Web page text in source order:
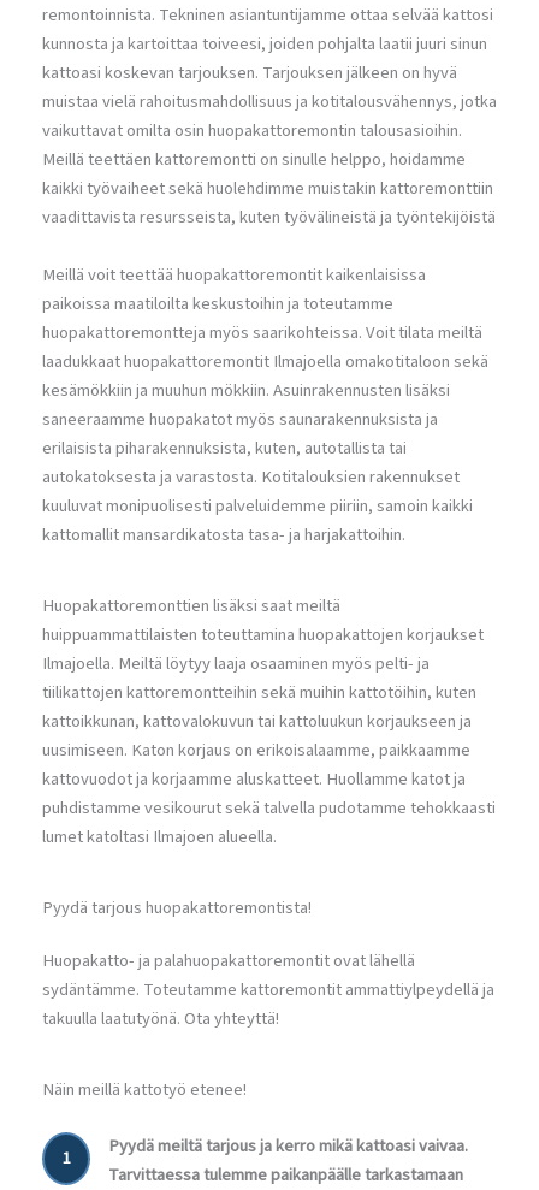
remontoinnista. Tekninen asiantuntijamme ottaa selvää kattosi
kunnosta ja kartoittaa toiveesi, joiden pohjalta laatii juuri sinun
kattoasi koskevan tarjouksen. Tarjouksen jälkeen on hyvä
muistaa vielä rahoitusmahdollisuus ja kotitalousvähennys, jotka
vaikuttavat omilta osin huopakattoremontin talousasioihin.
Meillä teettäen kattoremontti on sinulle helppo, hoidamme
kaikki työvaiheet sekä huolehdimme muistakin kattoremonttiin
vaadittavista resursseista, kuten työvälineistä ja työntekijöistä
Meillä voit teettää huopakattoremontit kaikenlaisissa
paikoissa maatiloilta keskustoihin ja toteutamme
huopakattoremontteja myös saarikohteissa. Voit tilata meiltä
laadukkaat huopakattoremontit Ilmajoella omakotitaloon sekä
kesämökkiin ja muuhun mökkiin. Asuinrakennusten lisäksi
saneeraamme huopakatot myös saunarakennuksista ja
erilaisista piharakennuksista, kuten, autotallista tai
autokatoksesta ja varastosta. Kotitalouksien rakennukset
kuuluvat monipuolisesti palveluidemme piiriin, samoin kaikki
kattomallit mansardikatosta tasa- ja harjakattoihin.
Huopakattoremonttien lisäksi saat meiltä
huippuammattilaisten toteuttamina huopakattojen korjaukset
Ilmajoella. Meiltä löytyy laaja osaaminen myös pelti- ja
tiilikattojen kattoremontteihin sekä muihin kattotöihin, kuten
kattoikkunan, kattovalokuvun tai kattoluukun korjaukseen ja
uusimiseen. Katon korjaus on erikoisalaamme, paikkaamme
kattovuodot ja korjaamme aluskatteet. Huollamme katot ja
puhdistamme vesikourut sekä talvella pudotamme tehokkaasti
lumet katoltasi Ilmajoen alueella.
Pyydä tarjous huopakattoremontista!
Huopakatto- ja palahuopakattoremontit ovat lähellä
sydäntämme. Toteutamme kattoremontit ammattiylpeydellä ja
takuulla laatutyönä. Ota yhteyttä!
Näin meillä kattotyö etenee!
1
Pyydä meiltä tarjous ja kerro mikä kattoasi vaivaa.
Tarvittaessa tulemme paikanpäälle tarkastamaan